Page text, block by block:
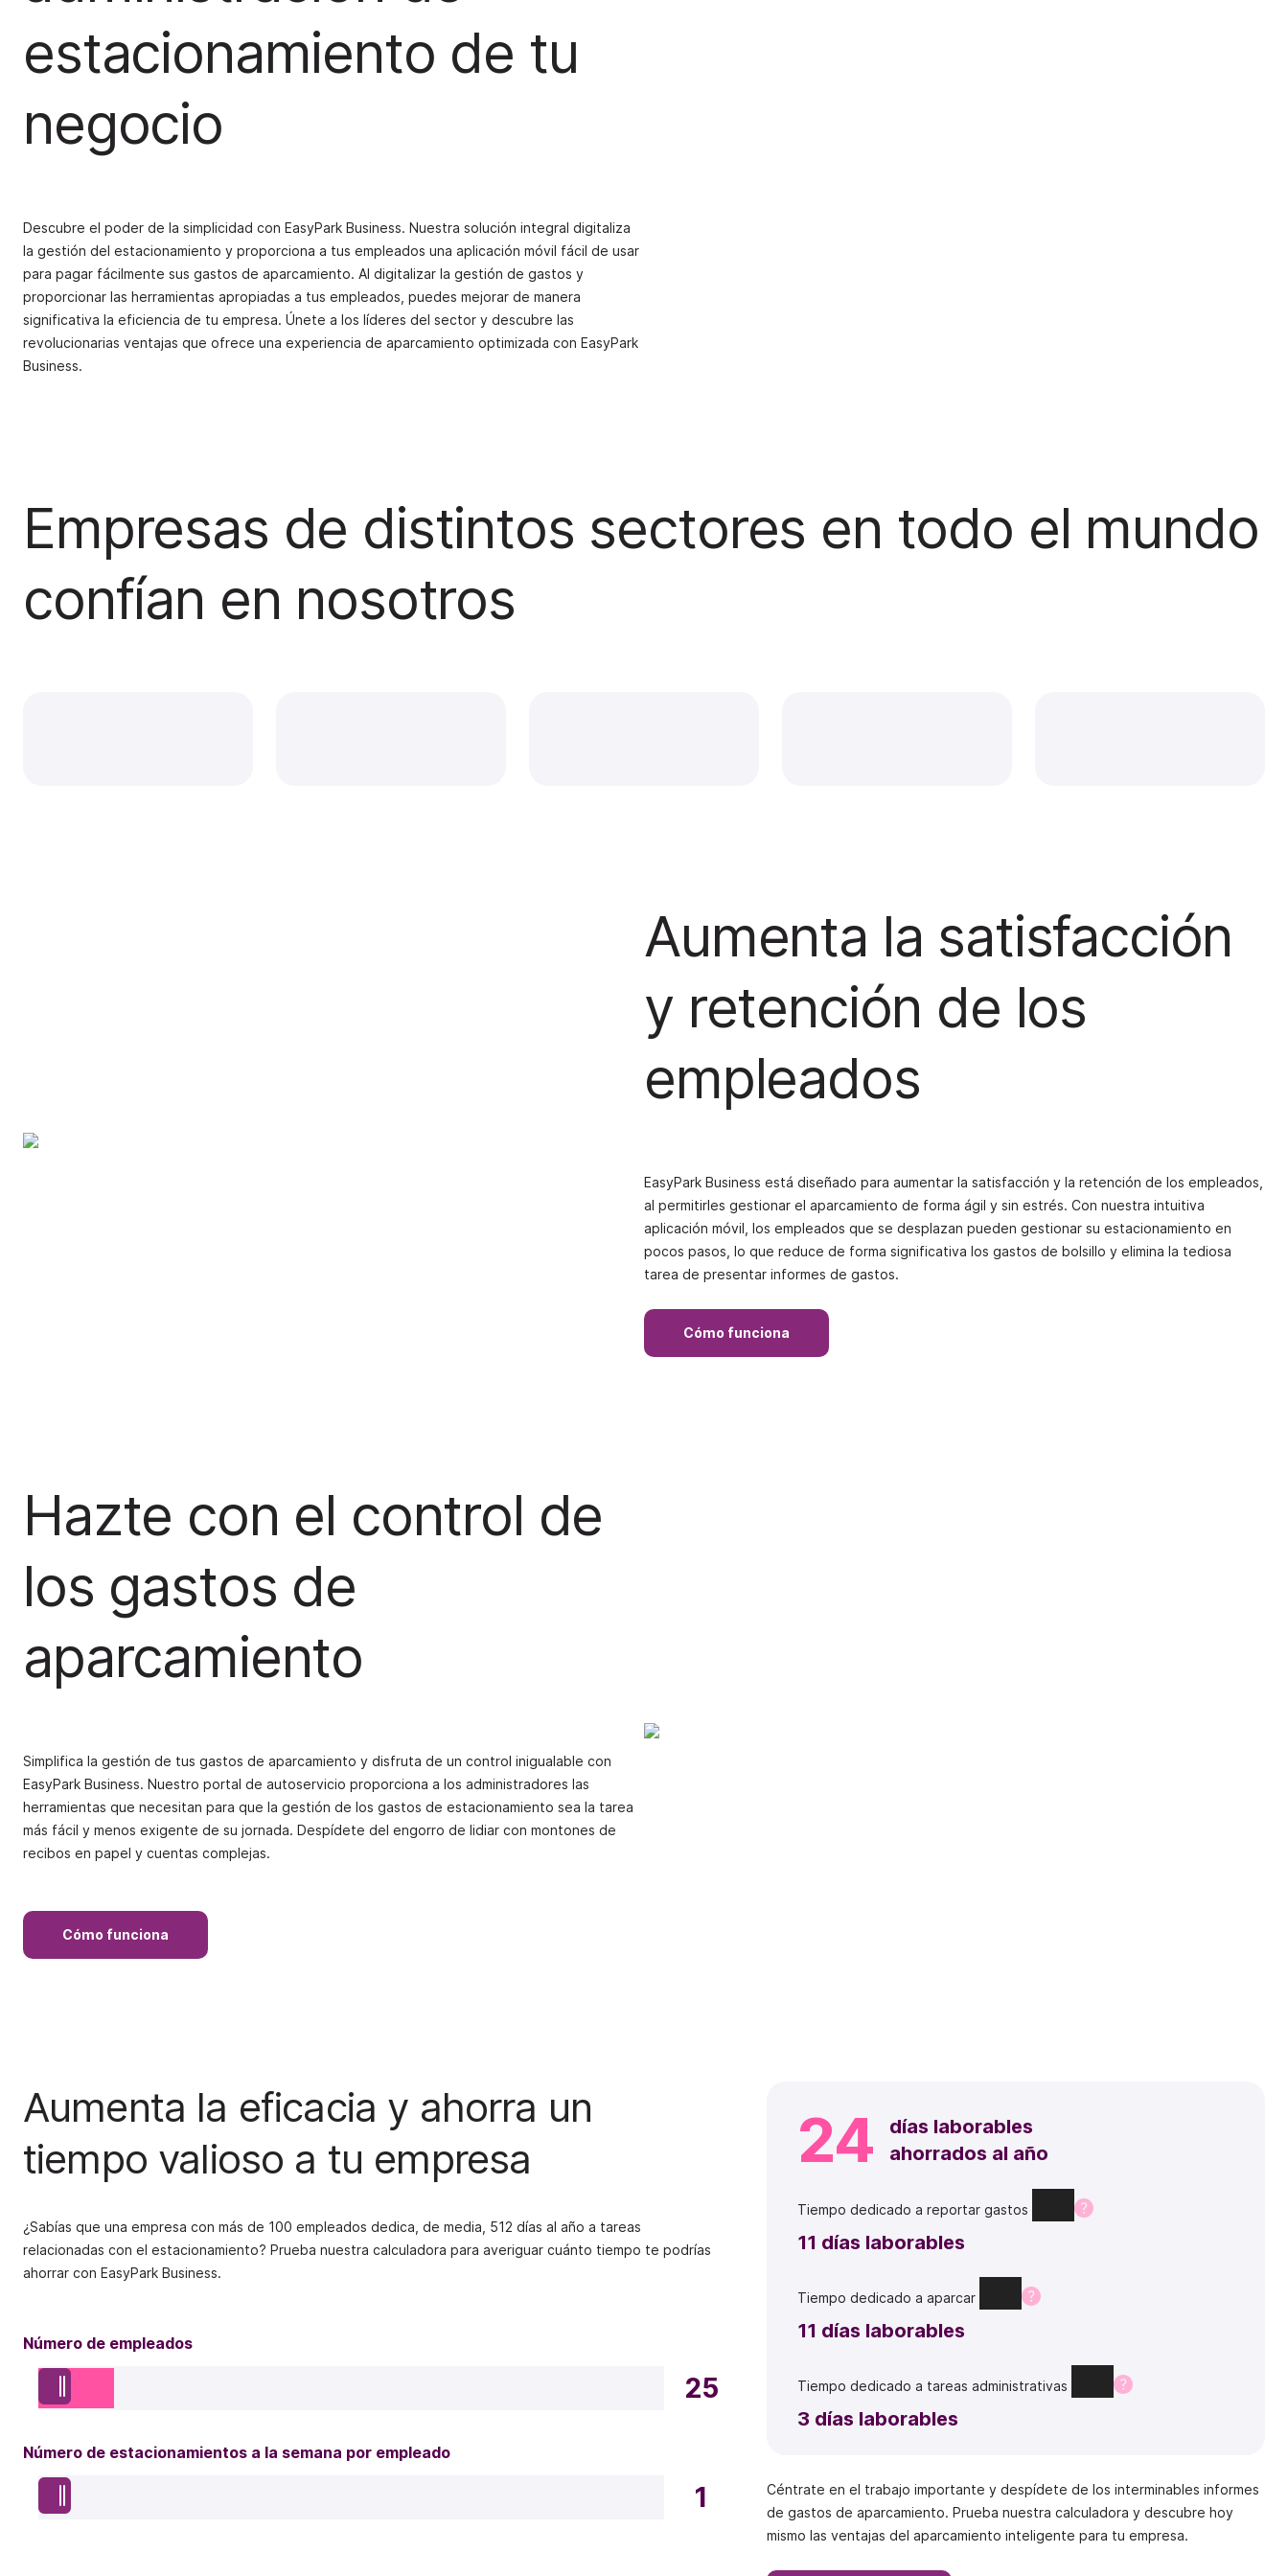
estacionamiento de tu
negocio
Descubre el poder de la simplicidad con EasyPark Business. Nuestra solución integral digitaliza
la gestión del estacionamiento y proporciona a tus empleados una aplicación móvil fácil de usar
para pagar fácilmente sus gastos de aparcamiento. Al digitalizar la gestión de gastos y
proporcionar las herramientas apropiadas a tus empleados, puedes mejorar de manera
significativa la eficiencia de tu empresa. Únete a los líderes del sector y descubre las
revolucionarias ventajas que ofrece una experiencia de aparcamiento optimizada con EasyPark
Business.
Empresas de distintos sectores en todo el mundo
confían en nosotros
Aumenta la satisfacción
y retención de los
empleados
EasyPark Business está diseñado para aumentar la satisfacción y la retención de los empleados,
al permitirles gestionar el aparcamiento de forma ágil y sin estrés. Con nuestra intuitiva
aplicación móvil, los empleados que se desplazan pueden gestionar su estacionamiento en
pocos pasos, lo que reduce de forma significativa los gastos de bolsillo y elimina la tediosa
tarea de presentar informes de gastos.
Cómo funciona
Hazte con el control de
los gastos de
aparcamiento
Simplifica la gestión de tus gastos de aparcamiento y disfruta de un control inigualable con
EasyPark Business. Nuestro portal de autoservicio proporciona a los administradores las
herramientas que necesitan para que la gestión de los gastos de estacionamiento sea la tarea
más fácil y menos exigente de su jornada. Despídete del engorro de lidiar con montones de
recibos en papel y cuentas complejas.
Cómo funciona
Aumenta la eficacia y ahorra un
tiempo valioso a tu empresa
¿Sabías que una empresa con más de 100 empleados dedica, de media, 512 días al año a tareas
relacionadas con el estacionamiento? Prueba nuestra calculadora para averiguar cuánto tiempo te podrías
ahorrar con EasyPark Business.
Número de empleados
25
Número de estacionamientos a la semana por empleado
1
24
días laborables
ahorrados al año
Tiempo dedicado a reportar gastos
11 días laborables
Tiempo dedicado a aparcar
11 días laborables
Tiempo dedicado a tareas administrativas
3 días laborables
Céntrate en el trabajo importante y despídete de los interminables informes
de gastos de aparcamiento. Prueba nuestra calculadora y descubre hoy
mismo las ventajas del aparcamiento inteligente para tu empresa.